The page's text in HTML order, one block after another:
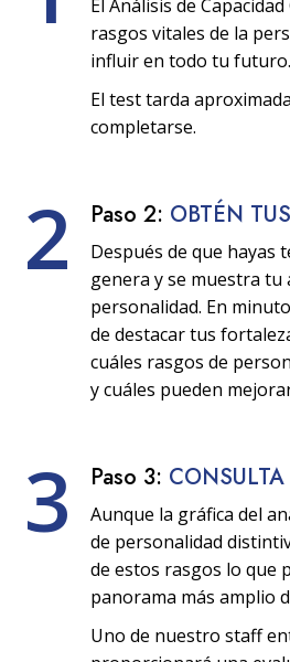
El Análisis de
rasgos vitales de la
influir en todo tu futuro.
El test tarda
completarse.
2 Paso 2: OBTÉN
Después de que hayas
genera y se muestra tu
personalidad. En
de destacar tus
cuáles rasgos de
y cuáles pueden
3 Paso 3: CONSULTA
Aunque la gráfica del
de personalidad
de estos rasgos lo que
panorama más amplio
Uno de nuestro staff